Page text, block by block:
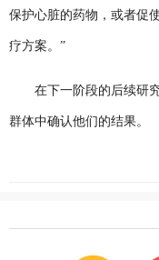
保护心脏的药物，或者促
疗方案。”
在下一阶段的后续研究
群体中确认他们的结果。